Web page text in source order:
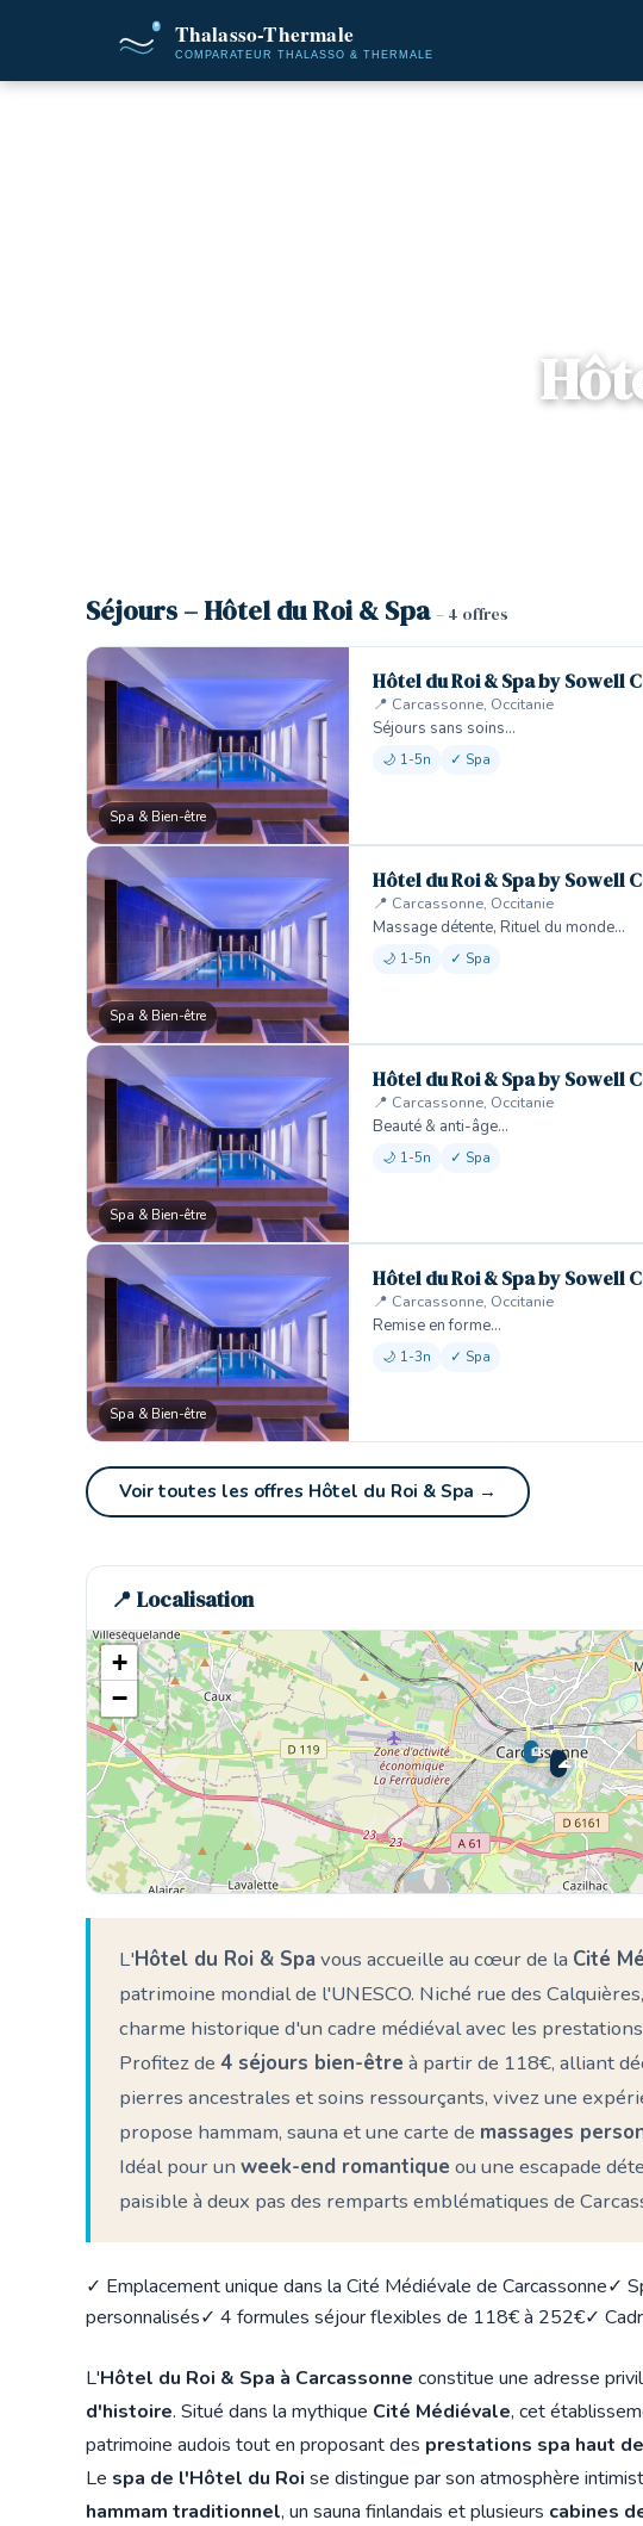
Séjours – Hôtel du Roi & Spa – 4 offres
Spa & Bien-être
Hôtel du Roi & Spa by Sowell
📍 Carcassonne, Occitanie
Séjours sans soins…
🌙 1-5n ✓ Spa
Spa & Bien-être
Hôtel du Roi & Spa by Sowell
📍 Carcassonne, Occitanie
Massage détente, Rituel du monde…
🌙 1-5n ✓ Spa
Spa & Bien-être
Hôtel du Roi & Spa by Sowell
📍 Carcassonne, Occitanie
Beauté & anti-âge…
🌙 1-5n ✓ Spa
Spa & Bien-être
Hôtel du Roi & Spa by Sowell
📍 Carcassonne, Occitanie
Remise en forme…
🌙 1-3n ✓ Spa
Voir toutes les offres Hôtel du Roi & Spa →
📍 Localisation
🌊 Ici
🏨
🏨
+
−
L'Hôtel du Roi & Spa vous accueille au cœur de la Cité
patrimoine mondial de l'UNESCO. Niché rue des
charme historique d'un cadre médiéval avec les
Profitez de 4 séjours bien-être à partir de 118€, alliant
pierres ancestrales et soins ressourçants, vivez une
propose hammam, sauna et une carte de massages
Idéal pour un week-end romantique ou une escapade
paisible à deux pas des remparts emblématiques de
✓ Emplacement unique dans la Cité Médiévale de Carcassonne✓
personnalisés✓ 4 formules séjour flexibles de 118€ à 252€✓
L'Hôtel du Roi & Spa à Carcassonne constitue une adresse
d'histoire. Situé dans la mythique Cité Médiévale, cet
patrimoine audois tout en proposant des prestations spa haut
Le spa de l'Hôtel du Roi se distingue par son atmosphère
hammam traditionnel, un sauna finlandais et plusieurs cabines